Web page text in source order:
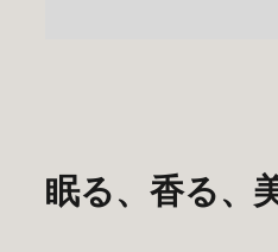
眠る、香る、